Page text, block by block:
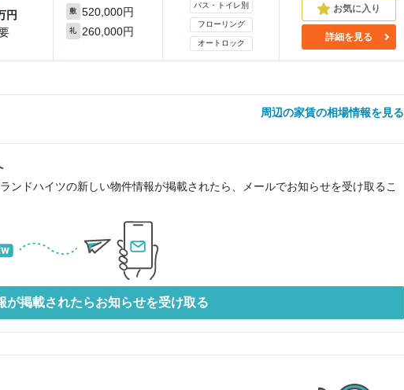
円
敷 520,000円
礼 260,000円
バス・トイレ別
フローリング
オートロック
詳細を見る
周辺の家賃の相場情報を見る
ンドハイツの新しい物件情報が掲載されたら、メールでお知らせを受け取るこ
が掲載されたらお知らせを受け取る